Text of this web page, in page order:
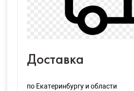
Доставка
по Екатеринбургу и области